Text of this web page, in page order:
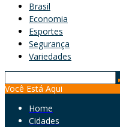
Brasil
Economia
Esportes
Segurança
Variedades
for:
Você Está Aqui
Home
Cidades